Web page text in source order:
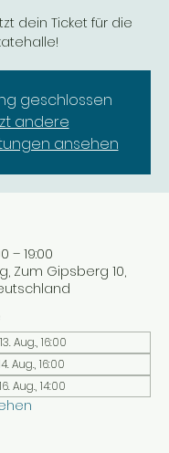
dein Ticket für die
geschlossen
andere
ansehen
– 19:00
Zum Gipsberg 10,
Aug., 16:00
Aug., 16:00
Aug., 14:00